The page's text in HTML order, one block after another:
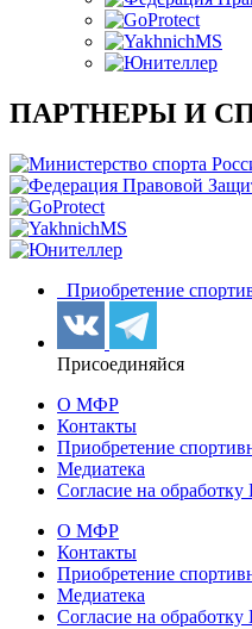
ПАРТНЕРЫ И
Приобретение
Присоединяйся
О МФР
Контакты
Приобретение
Медиатека
Согласие на
О МФР
Контакты
Приобретение
Медиатека
Согласие на